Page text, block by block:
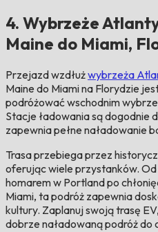
4. Wybrzeże
Maine do Miami,
Przejazd wzdłużwybrzeża
Maine do Miami na Florydzie
podróżować wschodnim
Stacje ładowania są dogodnie
zapewnia pełne naładowanie
Trasa przebiega przez
oferując wiele przystanków.
homarem w Portland po
Miami, ta podróż zapewnia
kultury. Zaplanuj swoją trasę
dobrze naładowaną podróż do